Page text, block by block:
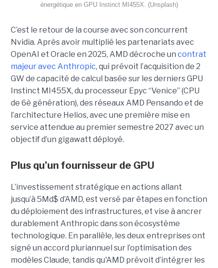
énergétique en GPU Instinct MI455X. (Unsplash)
C’est le retour de la course avec son concurrent
Nvidia. Après avoir multiplié les partenariats avec
OpenAI et Oracle en 2025, AMD décroche un contrat
majeur avec Anthropic, qui prévoit l’acquisition de 2
GW de capacité de calcul basée sur les derniers GPU
Instinct MI455X, du processeur Epyc “Venice” (CPU
de 6è génération), des réseaux AMD Pensando et de
l’architecture Helios, avec une première mise en
service attendue au premier semestre 2027 avec un
objectif d’un gigawatt déployé.
Plus qu’un fournisseur de GPU
L’investissement stratégique en actions allant
jusqu’à 5Md$ d’AMD, est versé par étapes en fonction
du déploiement des infrastructures, et vise à ancrer
durablement Anthropic dans son écosystème
technologique. En parallèle, les deux entreprises ont
signé un accord pluriannuel sur l’optimisation des
modèles Claude, tandis qu'AMD prévoit d’intégrer les